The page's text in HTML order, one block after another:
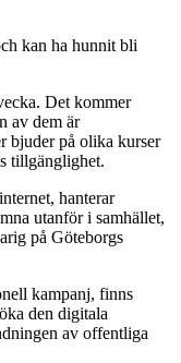
kan ha hunnit bli
Det kommer
av dem är
bjuder på olika kurser
tillgänglighet.
hanterar
utanför i samhället,
på Göteborgs
kampanj, finns
den digitala
av offentliga